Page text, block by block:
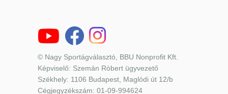
© Nagy Sportágválasztó, BBU Nonprofit Kft.
Képviselő: Szemán Róbert ügyvezető
Székhely: 1106 Budapest, Maglódi út 12/b
Cégjegyzékszám: 01-09-994624